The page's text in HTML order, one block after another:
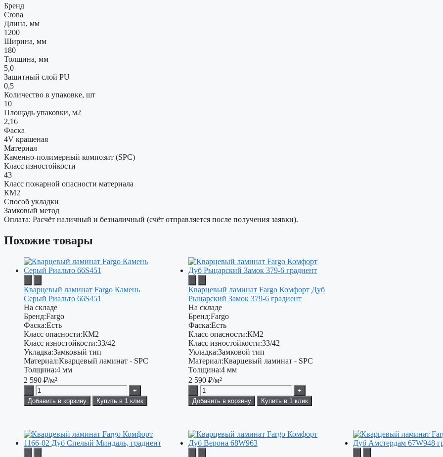
Бренд
Crona
Длина, мм
1200
Ширина, мм
180
Толщина, мм
5,0
Защитный слой PU
0,5
Количество в упаковке, шт
10
Площадь упаковки, м2
2,16
Фаска
4V крашеная
Материал
Каменно-полимерный композит (SPC)
Класс изностойкости
43
Класс пожарной опасности материала
КМ2
Способ укладки
Замковый метод
Оплата: Расчёт наличный и безналичный (счёт отправляется после получения заявки).
Похожие товары
Кварцевый ламинат Fargo Камень
Серый Риальто 66S451
На складе
Бренд:Fargo
Фаска:Есть
Класс опасности:КМ2
Класс изностойкости:33/42
Укладка:Замковый тип
Материал:Кварцевый ламинат - SPC
Толщина:4 мм
2 590 ₽/м²
-
+
Добавить в корзину
Купить в 1 клик
Кварцевый ламинат Fargo Комфорт Дуб
Рыцарский Замок 379-6 градиент
На складе
Бренд:Fargo
Фаска:Есть
Класс опасности:КМ2
Класс изностойкости:33/42
Укладка:Замковой тип
Материал:Кварцевый ламинат - SPC
Толщина:4 мм
2 590 ₽/м²
-
+
Добавить в корзину
Купить в 1 клик